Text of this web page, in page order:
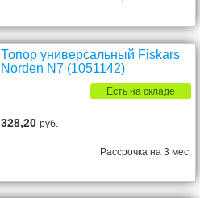
Топор универсальный Fiskars
Norden N7 (1051142)
Есть на складе
328,20руб.
Рассрочка на 3 мес.